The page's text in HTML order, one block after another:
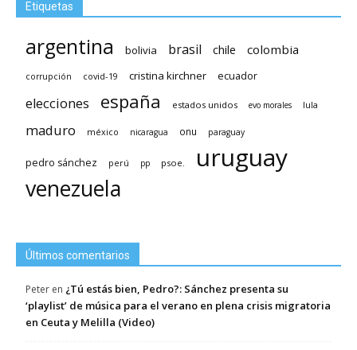
Etiquetas
argentina bolivia brasil chile colombia
corrupción covid-19 cristina kirchner ecuador
elecciones españa estados unidos evo morales lula
maduro méxico nicaragua onu paraguay
pedro sánchez perú pp psoe. uruguay
venezuela
Últimos comentarios
Peter en ¿Tú estás bien, Pedro?: Sánchez presenta su
‘playlist’ de música para el verano en plena crisis migratoria
en Ceuta y Melilla (Video)